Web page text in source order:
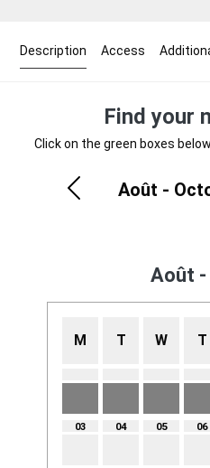
Description Access
Find your
Click on the green boxes
Août -
Août -
M T W T
03 04 05 06